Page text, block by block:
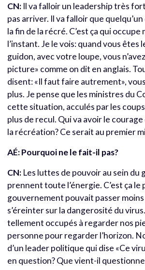
CN: Il va falloir un leadership très
pas arriver. Il va falloir que
la fin de la récré. C’est ça qui
l’instant. Je le vois: quand vous êtes
guidon, avec votre loupe, vous
picture» comme on dit en anglais.
disent: «Il faut faire autrement»,
plus. Je pense que les ministres du
cette situation, acculés par les coups
plus de recul. Qui va avoir le
la récréation? Ce serait au premier
AÉ: Pourquoi ne le fait-il pas?
CN: Les luttes de pouvoir au sein du
prennent toute l’énergie. C’est ça le
gouvernement pouvait passer moins
s’éreinter sur la dangerosité du
tellement occupés à regarder nos
personne pour regarder l’horizon.
d’un leader politique qui dise «Ce
en question? Que vient-il